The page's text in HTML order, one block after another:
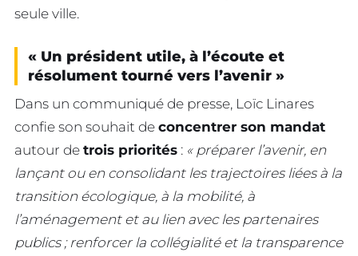
seule ville.
« Un président utile, à l’écoute et
résolument tourné vers l’avenir »
Dans un communiqué de presse, Loïc Linares
confie son souhait de concentrer son mandat
autour de trois priorités : « préparer l’avenir, en
lançant ou en consolidant les trajectoires liées à la
transition écologique, à la mobilité, à
l’aménagement et au lien avec les partenaires
publics ; renforcer la collégialité et la transparence